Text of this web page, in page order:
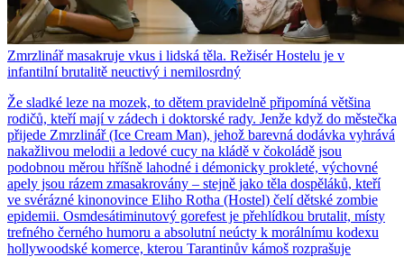
Zmrzlinář masakruje vkus i lidská těla. Režisér Hostelu je v
infantilní brutalitě neuctivý i nemilosrdný
Že sladké leze na mozek, to dětem pravidelně připomíná většina
rodičů, kteří mají v zádech i doktorské rady. Jenže když do městečka
přijede Zmrzlinář (Ice Cream Man), jehož barevná dodávka vyhrává
nakažlivou melodii a ledové cucy na kládě v čokoládě jsou
podobnou měrou hříšně lahodné i démonicky prokleté, výchovné
apely jsou rázem zmasakrovány – stejně jako těla dospěláků, kteří
ve svérázné kinonovince Eliho Rotha (Hostel) čelí dětské zombie
epidemii. Osmdesátiminutový gorefest je přehlídkou brutalit, místy
trefného černého humoru a absolutní neúcty k morálnímu kodexu
hollywoodské komerce, kterou Tarantinův kámoš rozprašuje